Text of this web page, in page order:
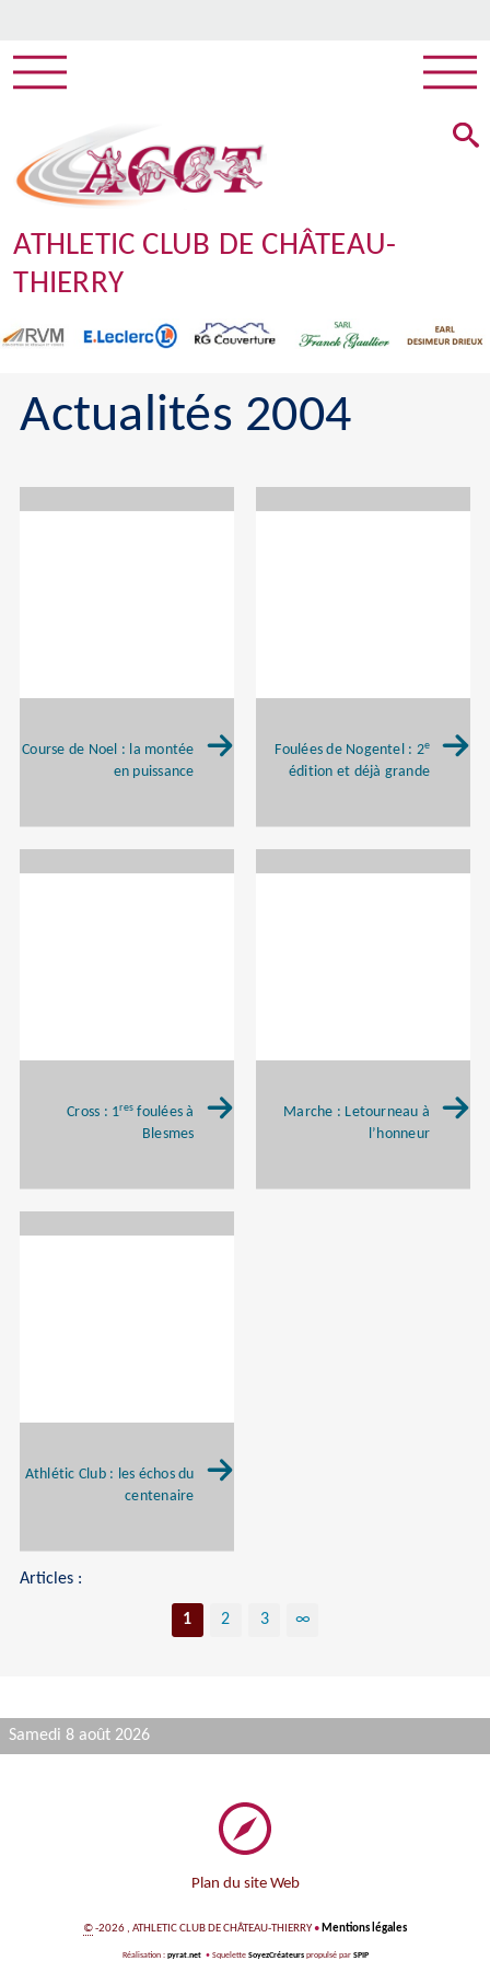
ATHLETIC CLUB DE CHÂTEAU-
THIERRY
Actualités 2004
Course de Noel : la montée
en puissance
Foulées de Nogentel : 2e
édition et déjà grande
Cross : 1res foulées à
Blesmes
Marche : Letourneau à
l’honneur
Athlétic Club : les échos du
centenaire
Articles :
1 2 3 ∞
Samedi 8 août 2026
Plan du site Web
©-2026 , ATHLETIC CLUB DE CHÂTEAU-THIERRY• Mentions légales
Réalisation : pyrat.net •Squelette SoyezCréateurspropulsé par SPIP